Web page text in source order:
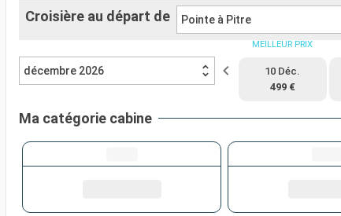
Croisière au départ de Pointe à Pitre
décembre 2026
MEILLEUR PRIX
10 Déc.
499 €
Ma catégorie cabine